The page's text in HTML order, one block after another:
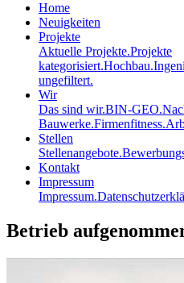
Home
Neuigkeiten
Projekte
Aktuelle Projekte.Projekte
kategorisiert.Hochbau.
ungefiltert.
Wir
Das sind wir.BIN-GEO.
Bauwerke.Firmenfitness.
Stellen
Stellenangebote.
Kontakt
Impressum
Impressum.
Betrieb